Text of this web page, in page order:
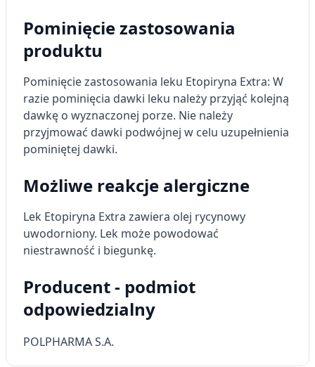
Pominięcie zastosowania
produktu
Pominięcie zastosowania leku Etopiryna Extra: W
razie pominięcia dawki leku należy przyjąć kolejną
dawkę o wyznaczonej porze. Nie należy
przyjmować dawki podwójnej w celu uzupełnienia
pominiętej dawki.
Możliwe reakcje alergiczne
Lek Etopiryna Extra zawiera olej rycynowy
uwodorniony. Lek może powodować
niestrawność i biegunkę.
Producent - podmiot
odpowiedzialny
POLPHARMA S.A.